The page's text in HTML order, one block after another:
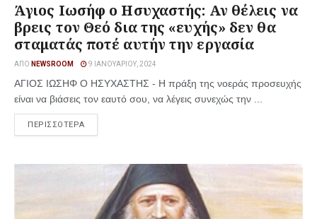
Άγιος Ιωσήφ ο Ησυχαστής: Αν θέλεις να
βρεις τον Θεό δια της «ευχής» δεν θα
σταματάς ποτέ αυτήν την εργασία
ΑΠΌ NEWSROOM 9 ΙΑΝΟΥΑΡΊΟΥ, 2024
ΑΓΙΟΣ ΙΩΣΗΦ Ο ΗΣΥΧΑΣΤΗΣ - Η πράξη της νοεράς προσευχής
είναι να βιάσεις τον εαυτό σου, να λέγεις συνεχώς την ...
ΠΕΡΙΣΣΟΤΕΡΑ